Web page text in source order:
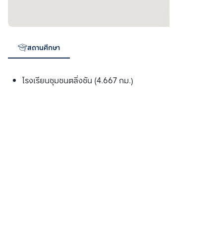
สถานศึกษา
โรงเรียนชุมชนตลิ่งชัน (4.667 กม.)